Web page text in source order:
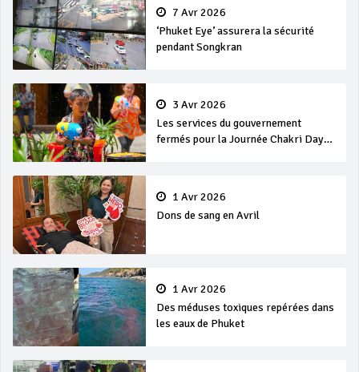
7 Avr 2026
‘Phuket Eye’ assurera la sécurité
pendant Songkran
3 Avr 2026
Les services du gouvernement
fermés pour la Journée Chakri Day
1 Avr 2026
Dons de sang en Avril
1 Avr 2026
Des méduses toxiques repérées dans
les eaux de Phuket